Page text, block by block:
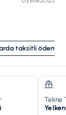
taksitli ödeme
Tekne